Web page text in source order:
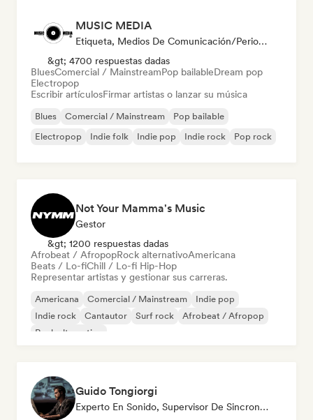
MUSIC MEDIA
Etiqueta, Medios De Comunicación/Periodista
&gt; 4700 respuestas dadas
BluesComercial / MainstreamPop bailableDream pop
Electropop
Escribir artículosFirmar artistas o lanzar su música
Blues Comercial / Mainstream
Pop bailable
Electropop
Indie folk Indie pop Indie rock Pop rock
Not Your Mamma's Music
Gestor
&gt; 1200 respuestas dadas
Afrobeat / AfropopRock alternativoAmericana
Beats / Lo-fiChill / Lo-fi Hip-Hop
Representar artistas y gestionar sus carreras.
Americana Comercial / Mainstream
Indie pop
Indie rock
Cantautor Surf rock
Afrobeat / Afropop
Rock alternativo
Guido Tongiorgi
Experto En Sonido, Supervisor De Sincronización